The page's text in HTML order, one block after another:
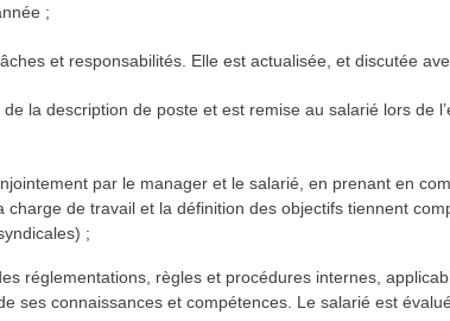
;
et responsabilités. Elle est actualisée, et discutée
la description de poste et est remise au salarié lors de
par le manager et le salarié, en prenant en
charge de travail et la définition des objectifs tiennent
;
réglementations, règles et procédures internes,
ses connaissances et compétences. Le salarié est